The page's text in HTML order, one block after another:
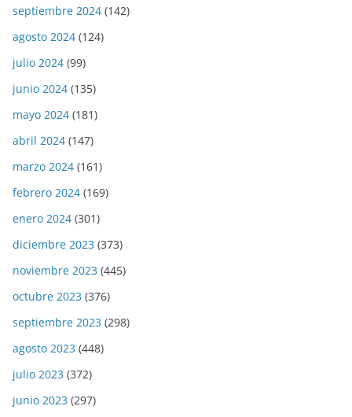
septiembre 2024 (142)
agosto 2024 (124)
julio 2024 (99)
junio 2024 (135)
mayo 2024 (181)
abril 2024 (147)
marzo 2024 (161)
febrero 2024 (169)
enero 2024 (301)
diciembre 2023 (373)
noviembre 2023 (445)
octubre 2023 (376)
septiembre 2023 (298)
agosto 2023 (448)
julio 2023 (372)
junio 2023 (297)